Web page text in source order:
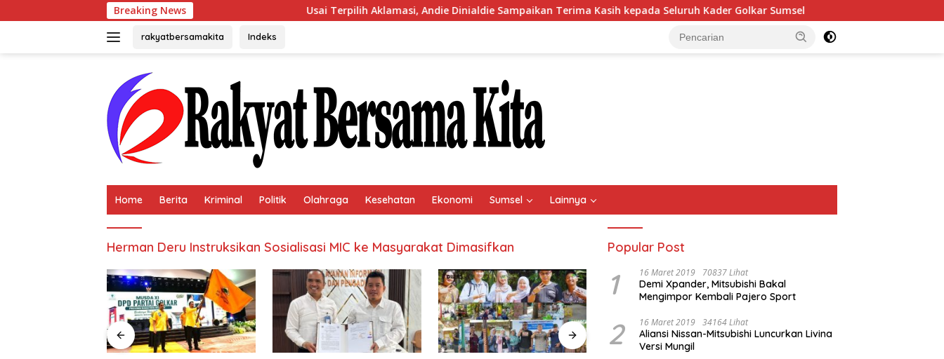
ke
Breaking News Usai Terpilih Aklamasi, Andie Dinialdie Sampaikan Terima Kasih kepada Seluruh Kader Golkar Sumsel
rakyatbersamakita Indeks
Home Berita Kriminal Politik Olahraga Kesehatan Ekonomi Sumsel Lainnya
Herman Deru Instruksikan Sosialisasi MIC ke Masyarakat Dimasifkan Popular Post
1 16 Maret 2019 70837 Lihat
Demi Xpander, Mitsubishi Bakal
Mengimpor Kembali Pajero Sport
2 16 Maret 2019 34164 Lihat
Aliansi Nissan-Mitsubishi Luncurkan Livina
Versi Mungil